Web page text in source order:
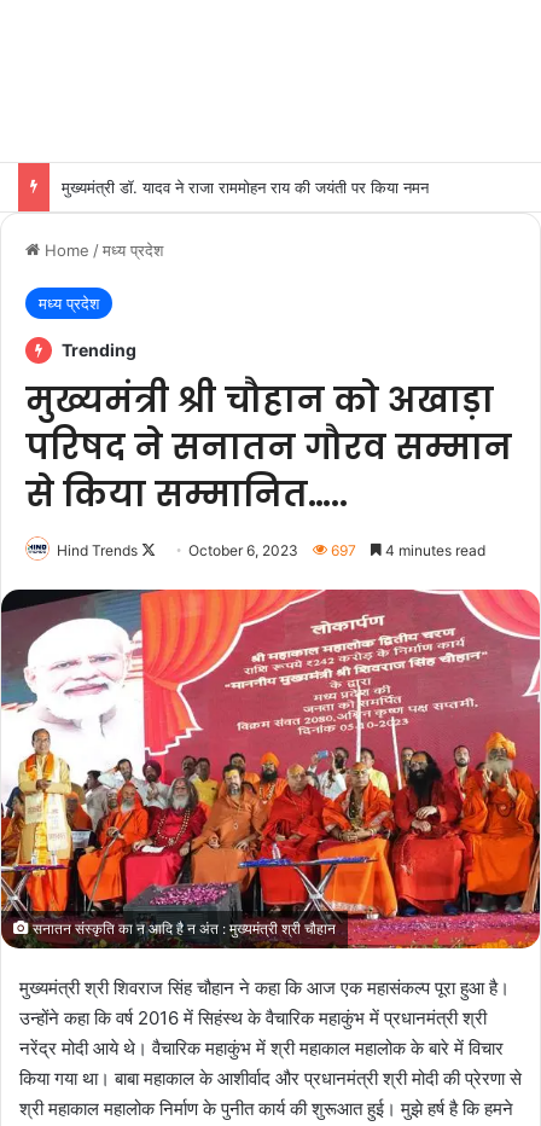
मुख्यमंत्री डॉ. यादव ने राजा राममोहन राय की जयंती पर किया नमन
Home /मध्य प्रदेश
मध्य प्रदेश
Trending
मुख्यमंत्री श्री चौहान को अखाड़ा
परिषद ने सनातन गौरव सम्मान
से किया सम्मानित…..
Hind Trends
FollowOctober 6, 2023 697 4 minutes read
सनातन संस्कृति का न आदि है न अंत : मुख्यमंत्री श्री चौहान
मुख्यमंत्री श्री शिवराज सिंह चौहान ने कहा कि आज एक महासंकल्प पूरा हुआ है।
उन्होंने कहा कि वर्ष 2016 में सिहंस्थ के वैचारिक महाकुंभ में प्रधानमंत्री श्री
नरेंद्र मोदी आये थे। वैचारिक महाकुंभ में श्री महाकाल महालोक के बारे में विचार
किया गया था। बाबा महाकाल के आशीर्वाद और प्रधानमंत्री श्री मोदी की प्रेरणा से
श्री महाकाल महालोक निर्माण के पुनीत कार्य की शुरूआत हुई। मुझे हर्ष है कि हमने